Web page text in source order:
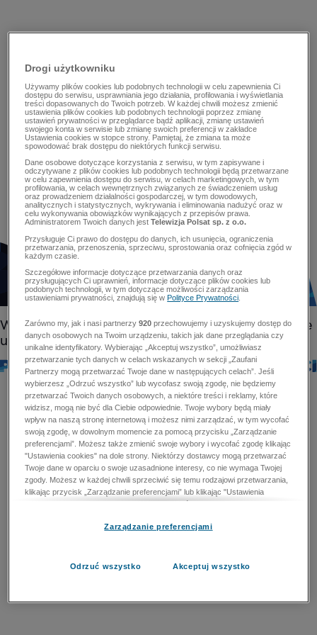
Drogi użytkowniku
Używamy plików cookies lub podobnych technologii w celu zapewnienia Ci
dostępu do serwisu, usprawniania jego działania, profilowania i wyświetlania
treści dopasowanych do Twoich potrzeb. W każdej chwili możesz zmienić
ustawienia plików cookies lub podobnych technologii poprzez zmianę
ustawień prywatności w przeglądarce bądź aplikacji, zmianę ustawień
swojego konta w serwisie lub zmianę swoich preferencji w zakładce
Ustawienia cookies w stopce strony. Pamiętaj, że zmiana ta może
spowodować brak dostępu do niektórych funkcji serwisu.
Dane osobowe dotyczące korzystania z serwisu, w tym zapisywane i
odczytywane z plików cookies lub podobnych technologii będą przetwarzane
w celu zapewnienia dostępu do serwisu, w celach marketingowych, w tym
profilowania, w celach wewnętrznych związanych ze świadczeniem usług
oraz prowadzeniem działalności gospodarczej, w tym dowodowych,
analitycznych i statystycznych, wykrywania i eliminowania nadużyć oraz w
celu wykonywania obowiązków wynikających z przepisów prawa.
Administratorem Twoich danych jestTelewizja Polsat sp. z o.o.
Przysługuje Ci prawo do dostępu do danych, ich usunięcia, ograniczenia
przetwarzania, przenoszenia, sprzeciwu, sprostowania oraz cofnięcia zgód w
każdym czasie.
Szczegółowe informacje dotyczące przetwarzania danych oraz
przysługujących Ci uprawnień, informacje dotyczące plików cookies lub
podobnych technologii, w tym dotyczące możliwości zarządzania
ustawieniami prywatności, znajdują się wPolityce Prywatności
Zarówno my, jak i nasi partnerzy920 przechowujemy i uzyskujemy dostęp do
danych osobowych na Twoim urządzeniu, takich jak dane przeglądania czy
unikalne identyfikatory. Wybierając „Akceptuj wszystko”, umożliwiasz
przetwarzanie tych danych w celach wskazanych w sekcji „Zaufani
Partnerzy mogą przetwarzać Twoje dane w następujących celach”. Jeśli
wybierzesz „Odrzuć wszystko” lub wycofasz swoją zgodę, nie będziemy
przetwarzać Twoich danych osobowych, a niektóre treści i reklamy, które
widzisz, mogą nie być dla Ciebie odpowiednie. Twoje wybory będą miały
wpływ na naszą stronę internetową i możesz nimi zarządzać, w tym wycofać
swoją zgodę, w dowolnym momencie za pomocą przycisku „Zarządzanie
preferencjami”. Możesz także zmienić swoje wybory i wycofać zgodę klikając
"Ustawienia cookies" na dole strony. Niektórzy dostawcy mogą przetwarzać
Twoje dane w oparciu o swoje uzasadnione interesy, co nie wymaga Twojej
zgody. Możesz w każdej chwili sprzeciwić się temu rodzajowi przetwarzania,
klikając przycisk „Zarządzanie preferencjami” lub klikając "Ustawienia
cookies" na dole strony. Nie możesz sprzeciwić się przetwarzaniu przez
zapobiegania oszustwom i naprawiania błędów, a w tym celu mogą zostać
przetwarzaniu danych osobowych w celu dostarczania i prezentacji reklam i
Zarządzanie preferencjami
Odrzuć wszystko Akceptuj wszystko